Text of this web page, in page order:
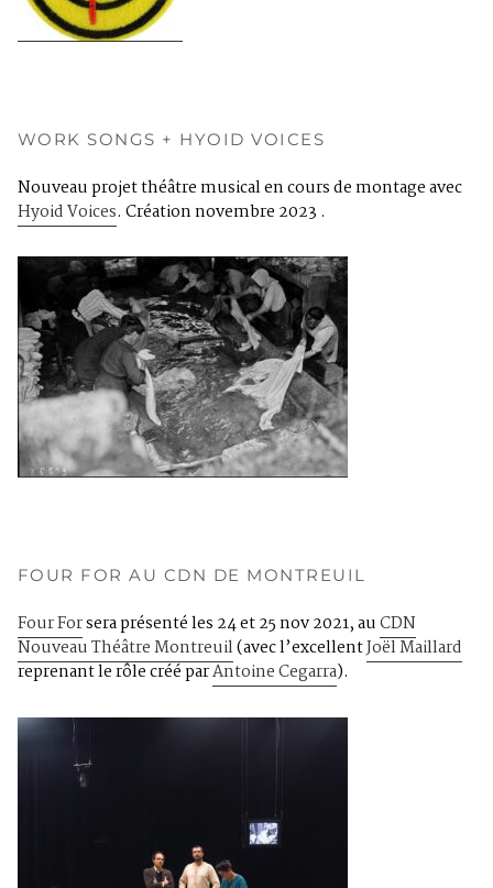
WORK SONGS + HYOID VOICES
Nouveau projet théâtre musical en cours de montage avec
Hyoid Voices. Création novembre 2023 .
FOUR FOR AU CDN DE MONTREUIL
Four Forsera présenté les 24 et 25 nov 2021, auCDN
Nouveau Théâtre Montreuil(avec l’excellentJoël Maillard
reprenant le rôle créé parAntoine Cegarra).